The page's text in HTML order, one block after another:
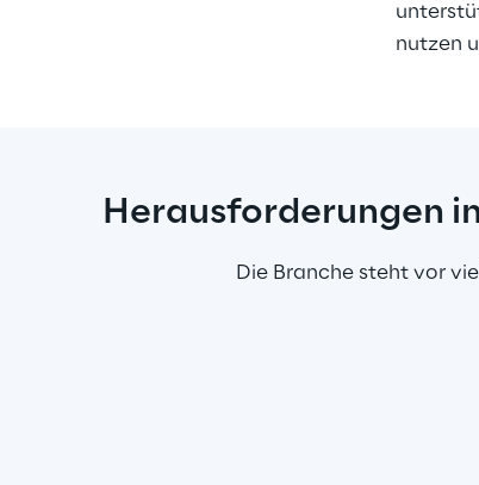
nutzen
Herausforderungen
Die Branche steht vor